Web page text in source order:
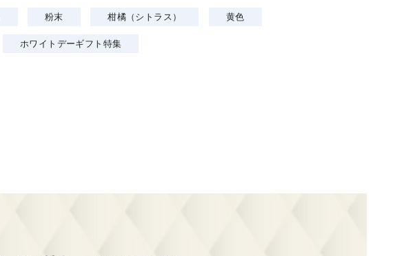
粉末 柑橘（シトラス） 黄色
ホワイトデーギフト特集